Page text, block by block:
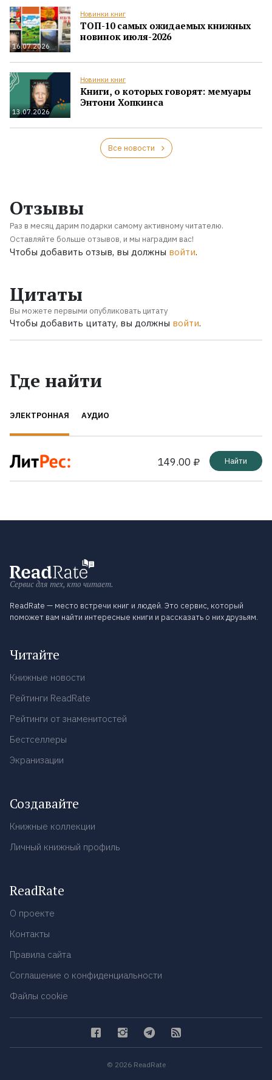
16.07.2026
Новинки книг
ТОП-10 самых ожидаемых книжных
новинок июля-2026
13.07.2026
Новинки книг
Книги, о которых говорят: мемуары
Энтони Хопкинса
Все новости
Отзывы
Раз в месяц дарим подарки самому активному читателю.
Оставляйте больше отзывов, и мы наградим вас!
Чтобы добавить отзыв, вы должны войти.
Цитаты
Вы можете первыми опубликовать цитату
Чтобы добавить цитату, вы должны войти.
Где найти
ЭЛЕКТРОННАЯ АУДИО
149.00 ₽ Найти
Сервис для тех, кто читает.
ReadRate — место встречи книг и людей. Это сервис, который
поможет вам найти интересные книги и рассказать о них друзьям.
Читайте
Книжные новости
Рейтинги ReadRate
Рейтинги от знаменитостей
Бестселлеры
Экранизации
Создавайте
Книжные коллекции
Личный книжный профиль
ReadRate
О проекте
Контакты
Правила сайта
Соглашение о конфиденциальности
Файлы cookie
© 2026 ReadRate